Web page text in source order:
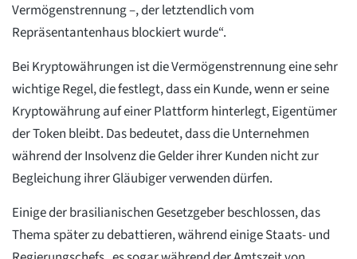
Vermögenstrennung –, der letztendlich vom
Repräsentantenhaus blockiert wurde“.
Bei Kryptowährungen ist die Vermögenstrennung eine sehr
wichtige Regel, die festlegt, dass ein Kunde, wenn er seine
Kryptowährung auf einer Plattform hinterlegt, Eigentümer
der Token bleibt. Das bedeutet, dass die Unternehmen
während der Insolvenz die Gelder ihrer Kunden nicht zur
Begleichung ihrer Gläubiger verwenden dürfen.
Einige der brasilianischen Gesetzgeber beschlossen, das
Thema später zu debattieren, während einige Staats- und